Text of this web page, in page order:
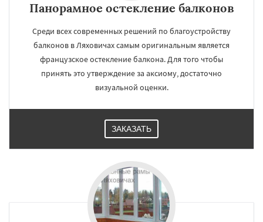
Панорамное остекление балконов
Среди всех современных решений по благоустройству
балконов в Ляховичах самым оригинальным является
французское остекление балкона. Для того чтобы
принять это утверждение за аксиому, достаточно
визуальной оценки.
ЗАКАЗАТЬ